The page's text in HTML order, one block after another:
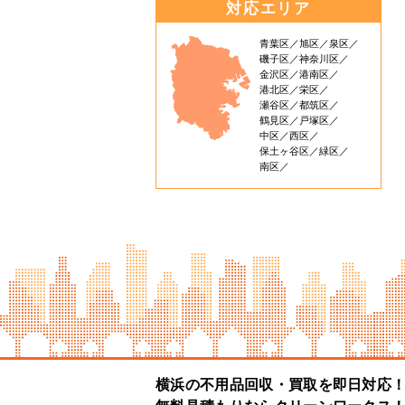
対応エリア
青葉区 旭区
泉区
磯子区
神奈川区
金沢区
港南区
港北区
栄区
瀬谷区
都筑区
鶴見区
戸塚区
中区
西区
保土ヶ谷区
緑区
南区
横浜の不用品回収・買取を即日対応